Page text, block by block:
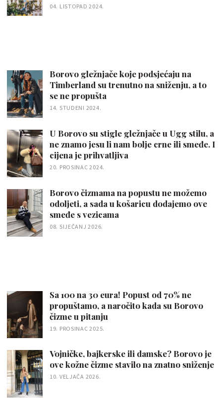
04. LISTOPAD 2024.
Borovo gležnjače koje podsjećaju na
Timberland su trenutno na sniženju, a to
se ne propušta
14. STUDENI 2024.
U Borovo su stigle gležnjače u Ugg stilu, a
ne znamo jesu li nam bolje crne ili smeđe. I
cijena je prihvatljiva
20. PROSINAC 2024.
Borovo čizmama na popustu ne možemo
odoljeti, a sada u košaricu dodajemo ove
smeđe s vezicama
08. SIJEČANJ 2026.
Sa 100 na 30 eura! Popust od 70% ne
propuštamo, a naročito kada su Borovo
čizme u pitanju
19. PROSINAC 2025.
Vojničke, bajkerske ili damske? Borovo je
ove kožne čizme stavilo na znatno sniženje
10. VELJAČA 2026.